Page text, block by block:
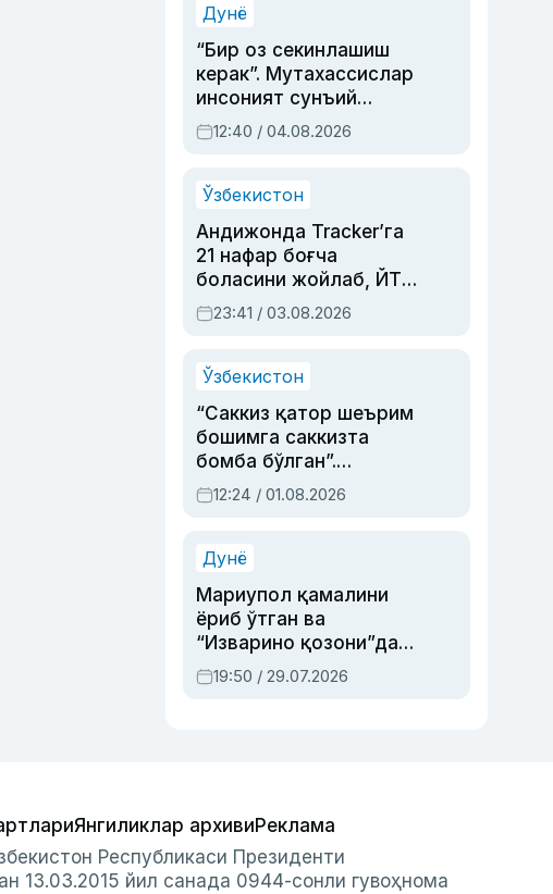
синовларга тўла ҳаёти
Дунё
“Бир оз секинлашиш
керак”. Мутахассислар
инсоният сунъий
интеллектни бошқара
олмай қолишидан
12:40 / 04.08.2026
Ўзбекистон
Андижонда Tracker’га
21 нафар боғча
боласини жойлаб, ЙТҲ
содир этган аёлга суд
ҳукми ўқилди
23:41 / 03.08.2026
Ўзбекистон
“Саккиз қатор шеърим
бошимга саккизта
бомба бўлган”.
Абдулла Ориповни
сиёсий айбловлардан
12:24 / 01.08.2026
Дунё
Мариупол қамалини
ёриб ўтган ва
“Изварино қозони”дан
чиққан қаҳрамон —
Украина армияси бош
19:50 / 29.07.2026
Янгиликлар архивиРеклама
Республикаси Президенти
13.03.2015 йил санада 0944-сонли гувоҳнома